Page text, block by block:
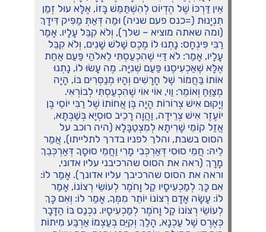
אֵין דַּרְכּוֹ שֶׁל הֶדְיוֹט לְהִשְׁתַּמֵּשׁ בָּזוֹ, אֶלָּא עוּל זְמַן
תִּנְיָנוּת (=כנס פעם שניה) וּמַה דְּאַתְּ מַפִּיק דִּידָךְ
(ומה שאתה מוציא – שלך), וְלֹא קִבֵּל עָלָיו. אָמַר
רַבִּי פִּינְחָס: נָתְנוּ לוֹ מֶכֶס שָׁלשׁ שָׁנִים, וְלֹא קִבֵּל
עָלָיו, אָמַר: לֹא דַּיִּי שֶׁהִכְעַסְתִּי לֵאלֹהַי פַּעַם אַחַת
אֶלָּא שֶׁאַכְעִיסֶנּוּ פַּעַם שְׁנִיָּה. מֶה עָשׂוּ לוֹ, נָתְנוּ
אוֹתוֹ בַּחֲמוֹר שֶׁל חָרָשִׁים וְהָיוּ מְנַסְּרִים בּוֹ, הָיָה
מְצַוֵּחַ וְאוֹמֵר: וַוי, אוֹי אוֹי שֶׁהִכְעַסְתִּי לְבוֹרְאִי.
וְיָקוּם אִישׁ צְרוֹרוֹת הָיָה בֶּן אֲחוֹתוֹ שֶׁל רַבִּי יוֹסֵי בֶּן
יוֹעֶזֶר אִישׁ צְרֵידָה, וַהֲוָה רָכֵיב סוּסְיָא בְּשַׁבְּתָא,
אֲזַל קוֹמֵי שָׁרִיתָא לְמִצְטַבָּלָא (היה רוכב על
הסוס בשבת, והלך לפניו בדרך לתלייתו), אֲמַר
לֵיהּ: חֲמֵי סוּסִי דְּאַרְכְּבִי מָרִי וַחֲמֵי סוּסָךָ דְּאַרְכְּבֵךְ
מָרָךְ (ראה את הסוס שהרכיבני עליו אדוני,
וראה את הסוס שהרכיבך עליו אדונך). אָמַר לוֹ:
אִם כָּךְ לְמַכְעִיסָיו קַל וָחֹמֶר לְעוֹשֵׂי רְצוֹנוֹ, אָמַר
לוֹ: עָשָׂה אָדָם רְצוֹנוֹ יוֹתֵר מִמְּךָ, אָמַר לוֹ: וְאִם כָּךְ
לְעוֹשֵׂי רְצוֹנוֹ קַל וָחֹמֶר לְמַכְעִיסָיו. נִכְנַס בּוֹ הַדָּבָר
כְּאֶרֶס שֶׁל עַכְנָא, הָלַךְ וְקִיֵּם בְּעַצְמוֹ אַרְבַּע מִיתוֹת